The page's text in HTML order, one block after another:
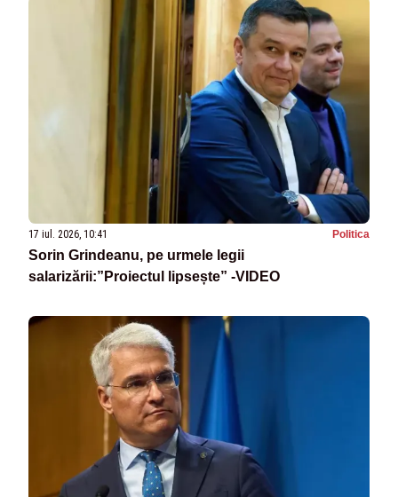
17 iul. 2026, 10:41 Politica
Sorin Grindeanu, pe urmele legii
salarizării:”Proiectul lipsește” -VIDEO